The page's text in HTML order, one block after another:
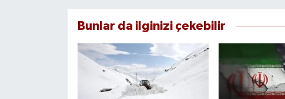
Bunlar da ilginizi çekebilir